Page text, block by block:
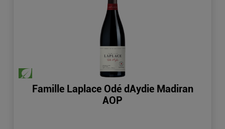
Famille Laplace Odé dAydie Madiran
AOP